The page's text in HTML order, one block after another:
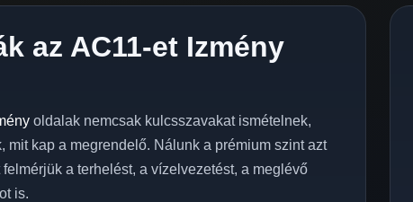
az AC11-et Izmény
oldalak nemcsak kulcsszavakat ismételnek,
mit kap a megrendelő. Nálunk a prémium szint azt
a terhelést, a vízelvezetést, a meglévő
is.